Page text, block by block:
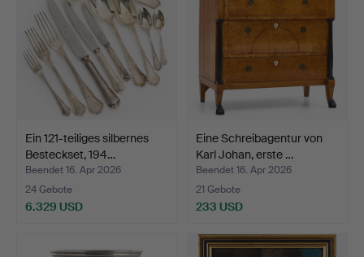
Ein 121-teiliges silbernes
Besteckset, 194…
Beendet 16. Apr 2026
24 Gebote
6.329 USD
Eine Schreibagentur von
Karl Johan, erste …
Beendet 16. Apr 2026
21 Gebote
233 USD